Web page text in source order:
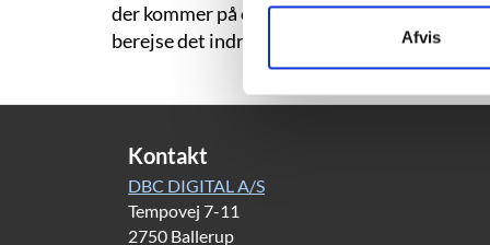
Afvis
der kommer på eventyr. I horrorhistorierne
berejse det indre mørke er tilpas stærke,
Kontakt
DBC DIGITAL A/S
Tempovej 7-11
2750 Ballerup